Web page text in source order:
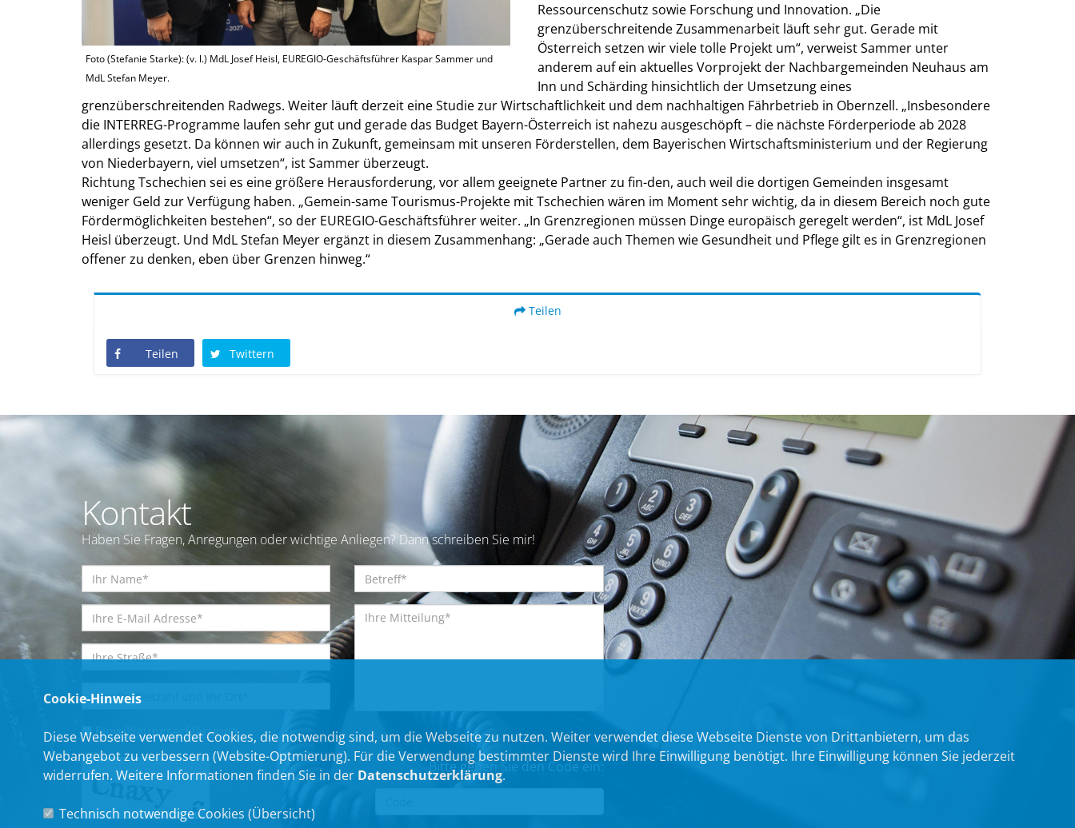
Foto (Stefanie Starke): (v. l.) MdL Josef Heisl, EUREGIO-Geschäftsführer Kaspar Sammer und
MdL Stefan Meyer.
Ressourcenschutz sowie Forschung und Innovation. „Die
grenzüberschreitende Zusammenarbeit läuft sehr gut. Gerade mit
Österreich setzen wir viele tolle Projekt um“, verweist Sammer unter
anderem auf ein aktuelles Vorprojekt der Nachbargemeinden Neuhaus am
Inn und Schärding hinsichtlich der Umsetzung eines
grenzüberschreitenden Radwegs. Weiter läuft derzeit eine Studie zur Wirtschaftlichkeit und dem nachhaltigen Fährbetrieb in Obernzell. „Insbesondere
die INTERREG-Programme laufen sehr gut und gerade das Budget Bayern-Österreich ist nahezu ausgeschöpft – die nächste Förderperiode ab 2028
allerdings gesetzt. Da können wir auch in Zukunft, gemeinsam mit unseren Förderstellen, dem Bayerischen Wirtschaftsministerium und der Regierung
von Niederbayern, viel umsetzen“, ist Sammer überzeugt.
Richtung Tschechien sei es eine größere Herausforderung, vor allem geeignete Partner zu fin-den, auch weil die dortigen Gemeinden insgesamt
weniger Geld zur Verfügung haben. „Gemein-same Tourismus-Projekte mit Tschechien wären im Moment sehr wichtig, da in diesem Bereich noch gute
Fördermöglichkeiten bestehen“, so der EUREGIO-Geschäftsführer weiter. „In Grenzregionen müssen Dinge europäisch geregelt werden“, ist MdL Josef
Heisl überzeugt. Und MdL Stefan Meyer ergänzt in diesem Zusammenhang: „Gerade auch Themen wie Gesundheit und Pflege gilt es in Grenzregionen
offener zu denken, eben über Grenzen hinweg.“
Teilen
Teilen Twittern
Kontakt
Haben Sie Fragen, Anregungen oder wichtige Anliegen? Dann schreiben Sie mir!
Einwilligungserklärung*
Bitte geben Sie den Code ein:
Cookie-Hinweis
Diese Webseite verwendet Cookies, die notwendig sind, um die Webseite zu nutzen. Weiter verwendet diese Webseite Dienste von Drittanbietern, um das
Webangebot zu verbessern (Website-Optmierung). Für die Verwendung bestimmter Dienste wird Ihre Einwilligung benötigt. Ihre Einwilligung können Sie jederzeit
widerrufen. Weitere Informationen finden Sie in der Datenschutzerklärung.
Technisch notwendige Cookies (Übersicht)